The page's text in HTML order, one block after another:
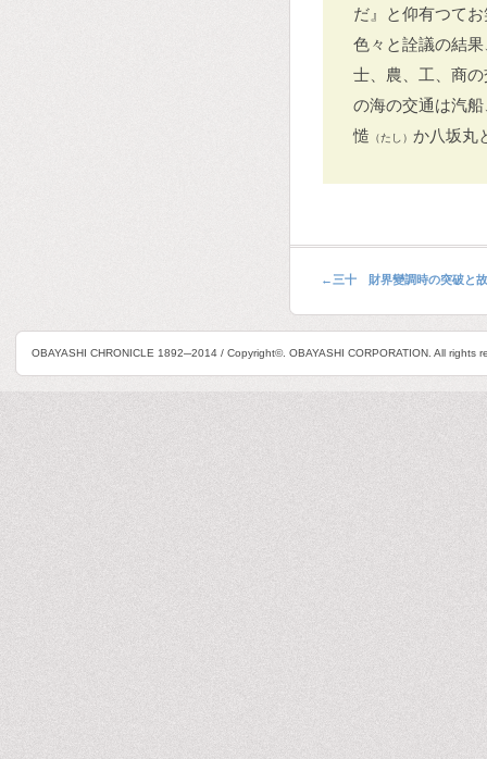
だ』と仰有つて
色々と詮議の結
士、農、工、商
の海の交通は汽
慥 （たし） か八坂丸
← 三十 財界變調時の突破と
OBAYASHI CHRONICLE 1892─2014 / Copyright©. OBAYASHI CORPORATION. All rights